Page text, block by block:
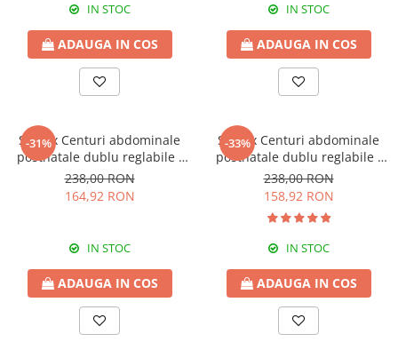
IN STOC
ADAUGA IN COS
IN STOC
ADAUGA IN COS
-31%
Set 2 x Centuri abdominale
postnatale dublu reglabile -
Beige
238,00 RON
164,92 RON
IN STOC
ADAUGA IN COS
-33%
Set 2 x Centuri abdominale
postnatale dublu reglabile -
Beige-Black
238,00 RON
158,92 RON
IN STOC
ADAUGA IN COS